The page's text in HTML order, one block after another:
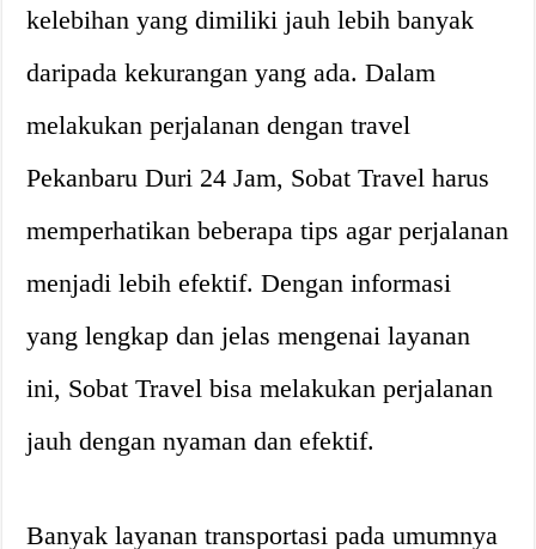
kelebihan yang dimiliki jauh lebih banyak
daripada kekurangan yang ada. Dalam
melakukan perjalanan dengan travel
Pekanbaru Duri 24 Jam, Sobat Travel harus
memperhatikan beberapa tips agar perjalanan
menjadi lebih efektif. Dengan informasi
yang lengkap dan jelas mengenai layanan
ini, Sobat Travel bisa melakukan perjalanan
jauh dengan nyaman dan efektif.
Banyak layanan transportasi pada umumnya